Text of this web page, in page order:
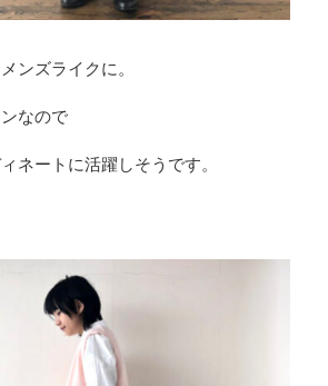
ンズライクに。
なので
ネートに活躍しそうです。